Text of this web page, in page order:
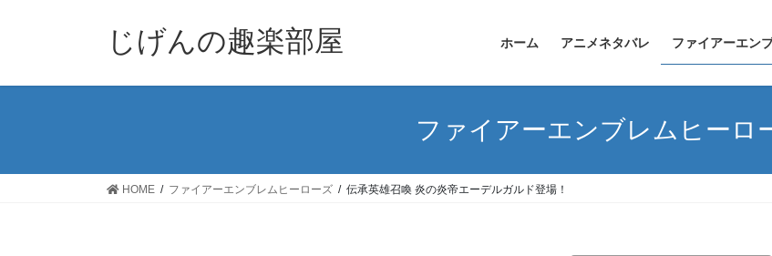
じげんの趣楽部屋 ホーム アニメネタバレ ファイアーエン
ファイアーエンブレムヒーロ
HOME ファイアーエンブレムヒーローズ 伝承英雄召喚 炎の炎帝エーデルガルド登場！